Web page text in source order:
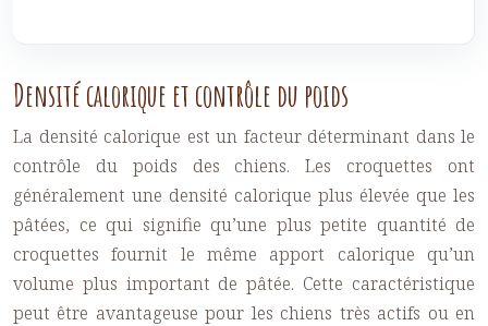
Densité calorique et contrôle du poids
La densité calorique est un facteur déterminant dans le
contrôle du poids des chiens. Les croquettes ont
généralement une densité calorique plus élevée que les
pâtées, ce qui signifie qu’une plus petite quantité de
croquettes fournit le même apport calorique qu’un
volume plus important de pâtée. Cette caractéristique
peut être avantageuse pour les chiens très actifs ou en